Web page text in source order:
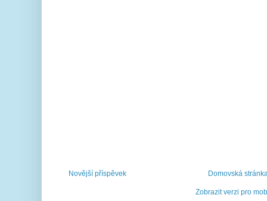
Novější příspěvek Domovská
Zobrazit verzi pro